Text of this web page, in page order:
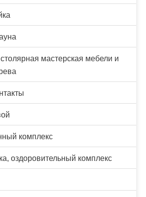
мастерская мебели и
комплекс
оздоровительный комплекс